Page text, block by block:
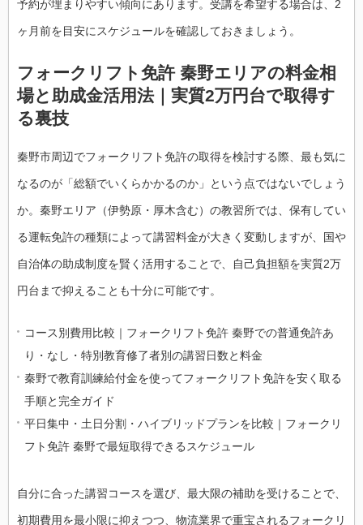
予約が埋まりやすい傾向にあります。受講を希望する場合は、2
ヶ月前を目安にスケジュールを確認しておきましょう。
フォークリフト免許 秦野エリアの料金相
場と助成金活用法｜実質2万円台で取得す
る裏技
秦野市周辺でフォークリフト免許の取得を検討する際、最も気に
なるのが「総額でいくらかかるのか」という点ではないでしょう
か。秦野エリア（伊勢原・厚木含む）の教習所では、保有してい
る運転免許の種類によって講習料金が大きく変動しますが、国や
自治体の助成制度を賢く活用することで、自己負担額を実質2万
円台まで抑えることも十分に可能です。
コース別費用比較｜フォークリフト免許 秦野での普通免許あ
り・なし・特別教育修了者別の講習日数と料金
秦野で教育訓練給付金を使ってフォークリフト免許を安く取る
手順と完全ガイド
平日集中・土日分割・ハイブリッドプランを比較｜フォークリ
フト免許 秦野で最短取得できるスケジュール
自分に合った講習コースを選び、最大限の補助を受けることで、
初期費用を最小限に抑えつつ、物流業界で重宝されるフォークリ